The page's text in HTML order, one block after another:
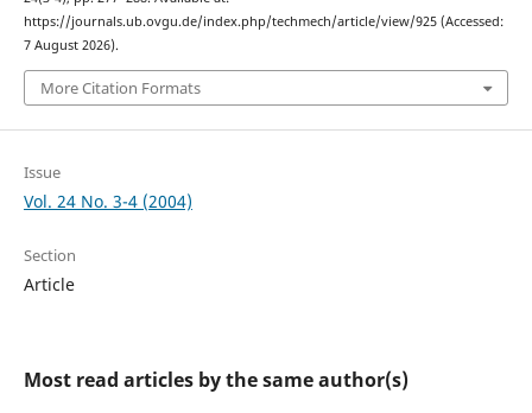
https://journals.ub.ovgu.de/index.php/techmech/article/view/925 (Accessed:
7 August 2026).
More Citation Formats
Issue
Vol. 24 No. 3-4 (2004)
Section
Article
Most read articles by the same author(s)